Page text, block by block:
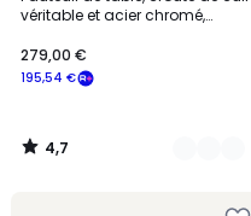
véritable et acier chromé,
195,54 €
279,00 €
4,7
/